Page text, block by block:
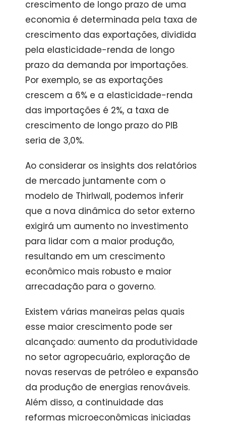
crescimento de longo prazo de uma
economia é determinada pela taxa de
crescimento das exportações, dividida
pela elasticidade-renda de longo
prazo da demanda por importações.
Por exemplo, se as exportações
crescem a 6% e a elasticidade-renda
das importações é 2%, a taxa de
crescimento de longo prazo do PIB
seria de 3,0%.
Ao considerar os insights dos relatórios
de mercado juntamente com o
modelo de Thirlwall, podemos inferir
que a nova dinâmica do setor externo
exigirá um aumento no investimento
para lidar com a maior produção,
resultando em um crescimento
econômico mais robusto e maior
arrecadação para o governo.
Existem várias maneiras pelas quais
esse maior crescimento pode ser
alcançado: aumento da produtividade
no setor agropecuário, exploração de
novas reservas de petróleo e expansão
da produção de energias renováveis.
Além disso, a continuidade das
reformas microeconômicas iniciadas